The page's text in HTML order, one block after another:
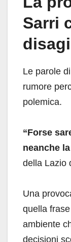
Sarri
Le parole di
rumore
polemica.
“Forse
neanche
della Lazio
Una
quella
ambiente
decisioni